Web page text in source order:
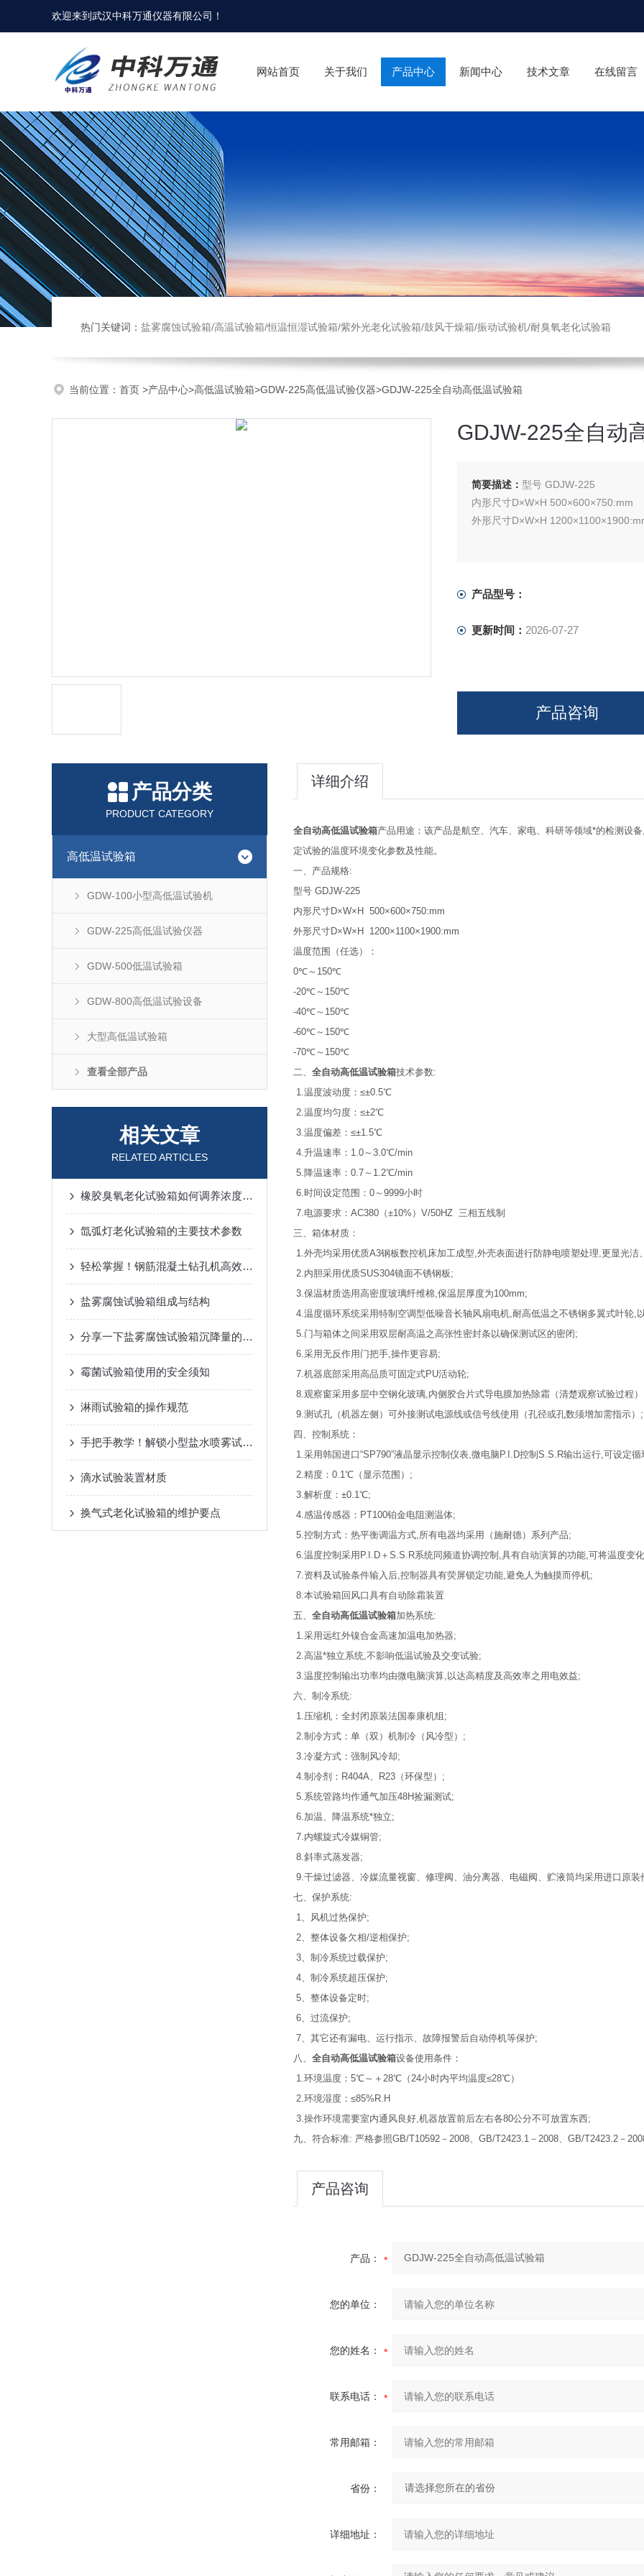
欢迎来到武汉中科万通仪器有限公司 ！
网站首页 关于我们 产品中心 新闻中心 技术文章 在线留言
热门关键词： 盐雾腐蚀试验箱/高温试验箱/恒温恒湿试验箱/紫外光老化试验箱/鼓风干燥箱/振动试验机/耐臭氧老化试验箱
当前位置： 首页 >产品中心>高低温试验箱>GDW-225高低温试验仪器>GDJW-225全自动高低温试验箱
GDJW-225全自动
简要描述： 型号 GDJW-225
内形尺寸D×W×H 500×600×750:mm
外形尺寸D×W×H
产品型号：
更新时间： 2026-07-27
产品咨询
产品分类
PRODUCT CATEGORY
高低温试验箱
GDW-100小型高低温试验机
GDW-225高低温试验仪器
GDW-500低温试验箱
GDW-800高低温试验设备
大型高低温试验箱
查看全部产品
相关文章
RELATED ARTICLES
橡胶臭氧老化试验箱如何调养浓度值和气旋？
氙弧灯老化试验箱的主要技术参数
轻松掌握！钢筋混凝土钻孔机高效使用指南
盐雾腐蚀试验箱组成与结构
分享一下盐雾腐蚀试验箱沉降量的调节方法
霉菌试验箱使用的安全须知
淋雨试验箱的操作规范
手把手教学！解锁小型盐水喷雾试验箱的正确打开方式
滴水试验装置材质
换气式老化试验箱的维护要点
详细介绍
全自动高低温试验箱产品用途：该产品是航空、汽车、家电、科研等领域*的检测设
定试验的温度环境变化参数及性能。
一、产品规格:
型号 GDJW-225
内形尺寸D×W×H 500×600×750:mm
外形尺寸D×W×H 1200×1100×1900:mm
温度范围（任选）：
0℃～150℃
-20℃～150℃
-40℃～150℃
-60℃～150℃
-70℃～150℃
二、 全自动高低温试验箱技术参数:
1.温度波动度：≤±0.5℃
2.温度均匀度：≤±2℃
3.温度偏差：≤±1.5℃
4.升温速率：1.0～3.0℃/min
5.降温速率：0.7～1.2℃/min
6.时间设定范围：0～9999小时
7.电源要求：AC380（±10%）V/50HZ 三相五线制
三、箱体材质：
1.外壳均采用优质A3钢板数控机床加工成型,外壳表面进行防静电喷塑处理,更显光洁
2.内胆采用优质SUS304镜面不锈钢板;
3.保温材质选用高密度玻璃纤维棉,保温层厚度为100mm;
4.温度循环系统采用特制空调型低噪音长轴风扇电机,耐高低温之不锈钢多翼式叶轮,
5.门与箱体之间采用双层耐高温之高张性密封条以确保测试区的密闭;
6.采用无反作用门把手,操作更容易;
7.机器底部采用高品质可固定式PU活动轮;
8.观察窗采用多层中空钢化玻璃,内侧胶合片式导电膜加热除霜（清楚观察试验过程
9.测试孔（机器左侧）可外接测试电源线或信号线使用（孔径或孔数须增加需指示）;
四、控制系统：
1.采用韩国进口“SP790”液晶显示控制仪表,微电脑P.I.D控制S.S.R输出运行,可设定循
2.精度：0.1℃（显示范围）;
3.解析度：±0.1℃;
4.感温传感器：PT100铂金电阻测温体;
5.控制方式：热平衡调温方式,所有电器均采用（施耐德）系列产品;
6.温度控制采用P.I.D＋S.S.R系统同频道协调控制,具有自动演算的功能,可将温度变
7.资料及试验条件输入后,控制器具有荧屏锁定功能,避免人为触摸而停机;
8.本试验箱回风口具有自动除霜装置
五、 全自动高低温试验箱加热系统:
1.采用远红外镍合金高速加温电加热器;
2.高温*独立系统,不影响低温试验及交变试验;
3.温度控制输出功率均由微电脑演算,以达高精度及高效率之用电效益;
六、制冷系统:
1.压缩机：全封闭原装法国泰康机组;
2.制冷方式：单（双）机制冷（风冷型）;
3.冷凝方式：强制风冷却;
4.制冷剂：R404A、R23（环保型）;
5.系统管路均作通气加压48H捡漏测试;
6.加温、降温系统*独立;
7.内螺旋式冷媒铜管;
8.斜率式蒸发器;
9.干燥过滤器、冷媒流量视窗、修理阀、油分离器、电磁阀、贮液筒均采用进口原装
七、保护系统:
1、风机过热保护;
2、整体设备欠相/逆相保护;
3、制冷系统过载保护;
4、制冷系统超压保护;
5、整体设备定时;
6、过流保护;
7、其它还有漏电、运行指示、故障报警后自动停机等保护;
八、 全自动高低温试验箱设备使用条件：
1.环境温度：5℃～＋28℃（24小时内平均温度≤28℃）
2.环境湿度：≤85%R.H
3.操作环境需要室内通风良好,机器放置前后左右各80公分不可放置东西;
九、符合标准: 严格参照GB/T10592－2008、GB/T2423.1－2008、GB/T2423.2－
产品咨询
产品：
您的单位：
您的姓名：
联系电话：
常用邮箱：
省份：
详细地址：